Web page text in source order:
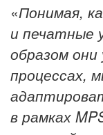
«Понимая,
и печатные
образом
процессах,
в рамках